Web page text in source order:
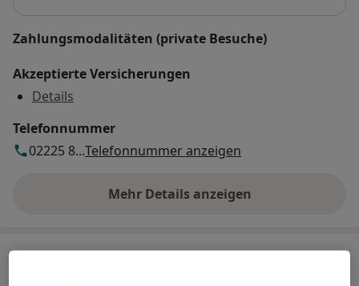
Zahlungsmodalitäten (private Besuche)
Akzeptierte Versicherungen
Details
Telefonnummer
02225 8...Telefonnummer anzeigen
Mehr Details anzeigen
über die Adresse